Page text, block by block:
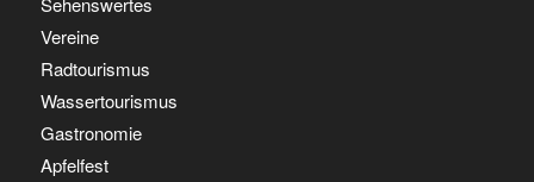
Vereine
Radtourismus
Wassertourismus
Gastronomie
Apfelfest